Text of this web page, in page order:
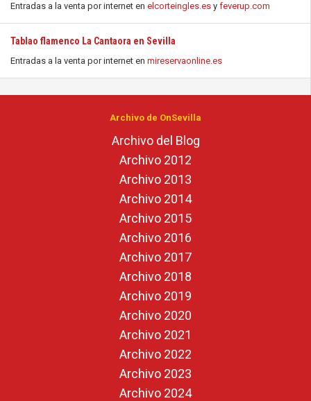
Entradas a la venta por internet en elcorteingles.es y feverup.com
Tablao flamenco La Cantaora en Sevilla
Entradas a la venta por internet en mireservaonline.es
Archivo de OnSevilla
Archivo del Blog
Archivo 2012
Archivo 2013
Archivo 2014
Archivo 2015
Archivo 2016
Archivo 2017
Archivo 2018
Archivo 2019
Archivo 2020
Archivo 2021
Archivo 2022
Archivo 2023
Archivo 2024